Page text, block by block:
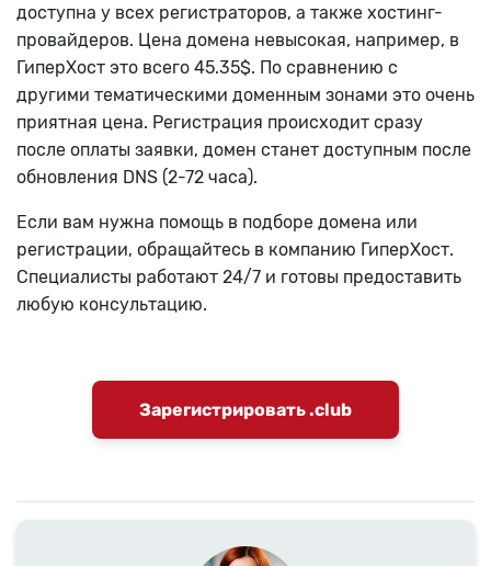
доступна у всех регистраторов, а также хостинг-
провайдеров. Цена домена невысокая, например, в
ГиперХост это всего 45.35$. По сравнению с
другими тематическими доменным зонами это очень
приятная цена. Регистрация происходит сразу
после оплаты заявки, домен станет доступным после
обновления DNS (2-72 часа).
Если вам нужна помощь в подборе домена или
регистрации, обращайтесь в компанию ГиперХост.
Специалисты работают 24/7 и готовы предоставить
любую консультацию.
Зарегистрировать .club